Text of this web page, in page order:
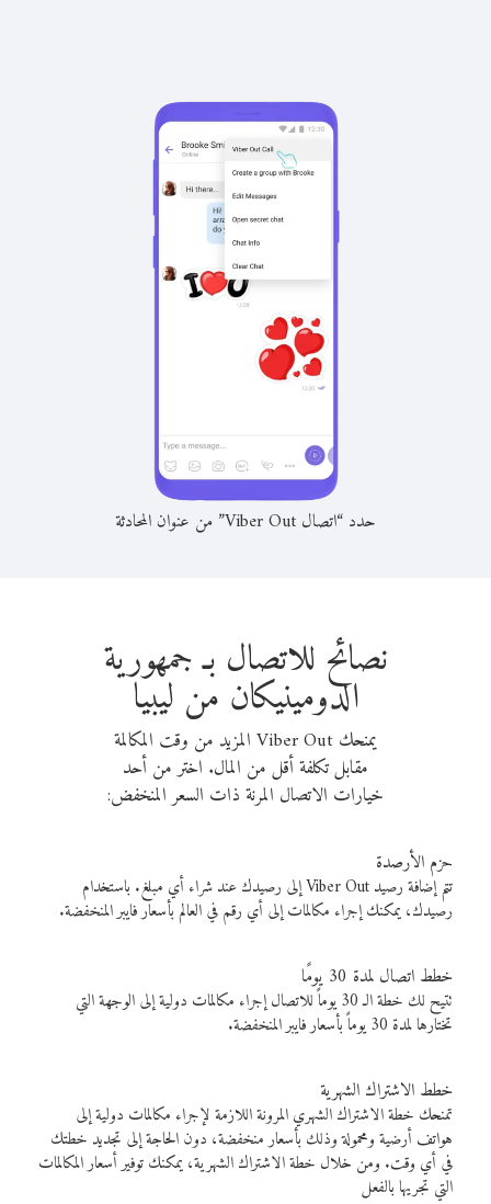
حدد “اتصال Viber Out” من عنوان المحادثة
نصائح للاتصال بـ جمهورية
الدومينيكان من ليبيا
يمنحك Viber Out المزيد من وقت المكالمة
مقابل تكلفة أقل من المال. اختر من أحد
خيارات الاتصال المرنة ذات السعر المنخفض:
حزم الأرصدة
تتم إضافة رصيد Viber Out إلى رصيدك عند شراء أي مبلغ. باستخدام
رصيدك، يمكنك إجراء مكالمات إلى أي رقم في العالم بأسعار فايبر المنخفضة.
خطط اتصال لمدة 30 يومًا
تتيح لك خطة الـ 30 يوماً للاتصال إجراء مكالمات دولية إلى الوجهة التي
تختارها لمدة 30 يوماً بأسعار فايبر المنخفضة.
خطط الاشتراك الشهرية
تمنحك خطة الاشتراك الشهري المرونة اللازمة لإجراء مكالمات دولية إلى
هواتف أرضية ومحمولة وذلك بأسعار منخفضة، دون الحاجة إلى تجديد خطتك
في أي وقت. ومن خلال خطة الاشتراك الشهرية، يمكنك توفير أسعار المكالمات
التي تجريها بالفعل